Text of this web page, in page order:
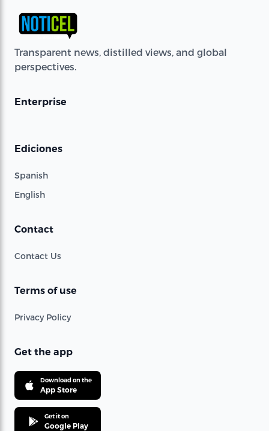
Transparent news, distilled views, and global
perspectives.
Enterprise
Ediciones
Spanish
English
Contact
Contact Us
Terms of use
Privacy Policy
Get the app
Download on the
App Store
Get it on
Google Play